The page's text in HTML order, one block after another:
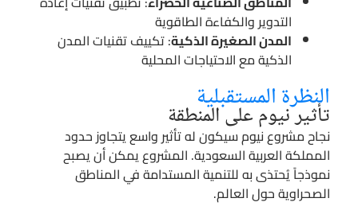
التدوير والكفاءة الطاقوية
المدن الصغيرة الذكية: تكييف تقنيات المدن
الذكية مع الاحتياجات المحلية
النظرة المستقبلية
تأثير نيوم على المنطقة
نجاح مشروع نيوم سيكون له تأثير واسع يتجاوز حدود
المملكة العربية السعودية. المشروع يمكن أن يصبح
نموذجاً يُحتذى به للتنمية المستدامة في المناطق
الصحراوية حول العالم.